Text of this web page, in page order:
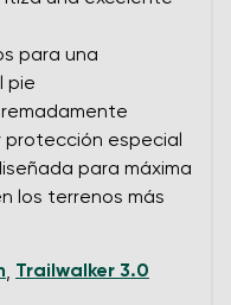
para una
pie
protección especial
para máxima
los terrenos más
, Trailwalker 3.0